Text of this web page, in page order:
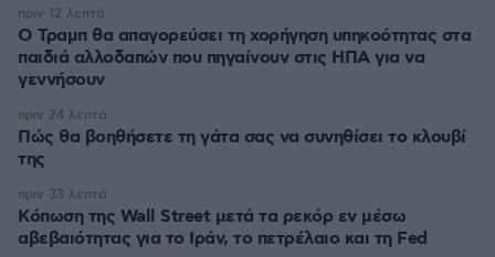
Ο Τραμπ θα απαγορεύσει τη χορήγηση υπηκοότητας στα
παιδιά αλλοδαπών που πηγαίνουν στις ΗΠΑ για να
γεννήσουν
πριν 12 λεπτά
Πώς θα βοηθήσετε τη γάτα σας να συνηθίσει το κλουβί
της
πριν 24 λεπτά
Κόπωση της Wall Street μετά τα ρεκόρ εν μέσω
αβεβαιότητας για το Ιράν, το πετρέλαιο και τη Fed
πριν 33 λεπτά